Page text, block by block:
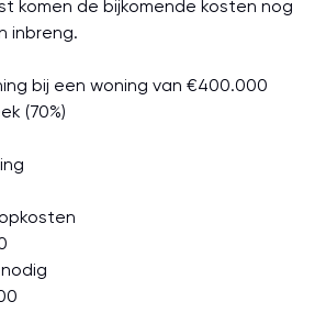
komen de bijkomende kosten nog
inbreng.
bij een woning van €400.000
(70%)